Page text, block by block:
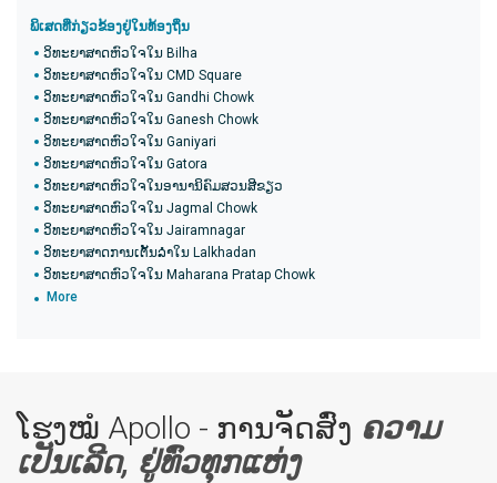
ພິເສດທີ່ກ່ຽວຂ້ອງຢູ່ໃນທ້ອງຖິ່ນ
ວິທະຍາສາດຫົວໃຈໃນ Bilha
ວິທະຍາສາດຫົວໃຈໃນ CMD Square
ວິທະຍາສາດຫົວໃຈໃນ Gandhi Chowk
ວິທະຍາສາດຫົວໃຈໃນ Ganesh Chowk
ວິທະຍາສາດຫົວໃຈໃນ Ganiyari
ວິທະຍາສາດຫົວໃຈໃນ Gatora
ວິທະຍາສາດຫົວໃຈໃນອານານິຄົມສວນສີຂຽວ
ວິທະຍາສາດຫົວໃຈໃນ Jagmal Chowk
ວິທະຍາສາດຫົວໃຈໃນ Jairamnagar
ວິ​ທະ​ຍາ​ສາດ​ການ​ເຕັ້ນ​ລໍາ​ໃນ Lalkhadan​
ວິທະຍາສາດຫົວໃຈໃນ Maharana Pratap Chowk
More
ໂຮງໝໍ Apollo - ການຈັດສົ່ງ ຄວາມ
ເປັນເລີດ, ຢູ່ທົ່ວທຸກແຫ່ງ